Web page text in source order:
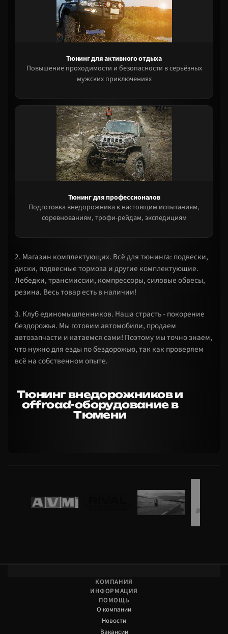
Тюнинг для активного отдыха
Повышение проходимости и безопасности в серьёзных
мужских приключениях
Тюнинг для профессионалов
Подготовка внедорожника к настоящим испытаниям,
соревнованиям, трофи-рейдам, экспедициям
2. Магазин комплектующих. Всё для тюнинга: подвески,
диски, подвесные тормоза и другие комплектующие.
Лебедки, трансмиссии, компрессоры, силовые обвесы,
резина. Весь товар есть в наличии!
3. Клуб единомышленников. Наша страсть - покорение
бездорожья. Мы готовим автомобили, продаем
автозапчасти и катаемся сами! Поэтому мы точно знаем,
что нужно для езды по бездорожью, так как проверяем
всё на собственном опыте.
Тюнинг внедорожников и
offroad-оборудование в
Тюмени
КОМПАНИЯ
ИНФОРМАЦИЯ
ПОМОЩЬ
О компании
Новости
Вакансии